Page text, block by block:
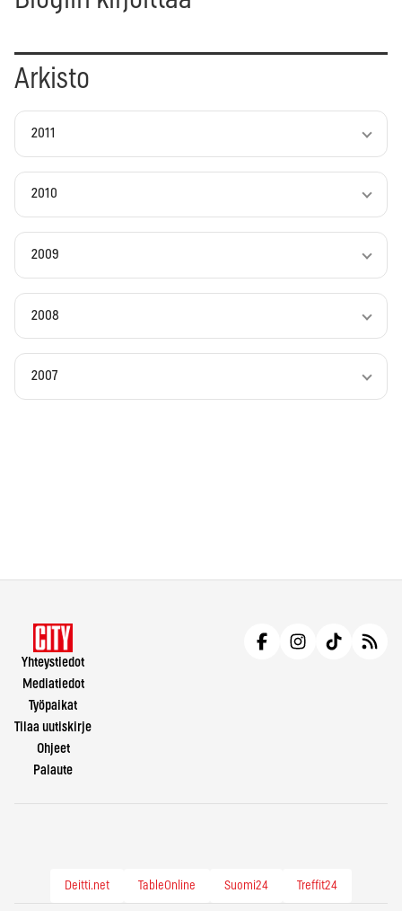
Arkisto
2011
2010
2009
2008
2007
Yhteystiedot
Mediatiedot
Työpaikat
Tilaa uutiskirje
Ohjeet
Palaute
Deitti.net TableOnline Suomi24 Treffit24